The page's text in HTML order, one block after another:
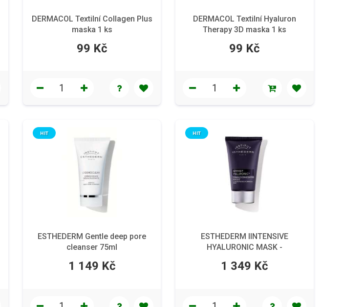
DERMACOL Textilní Collagen Plus
maska 1 ks
99 Kč
DERMACOL Textilní Hyaluron
Therapy 3D maska 1 ks
99 Kč
ESTHEDERM Gentle deep pore
cleanser 75ml
HIT
1 149 Kč
ESTHEDERM IINTENSIVE
HYALURONIC MASK -
HIT
1 349 Kč